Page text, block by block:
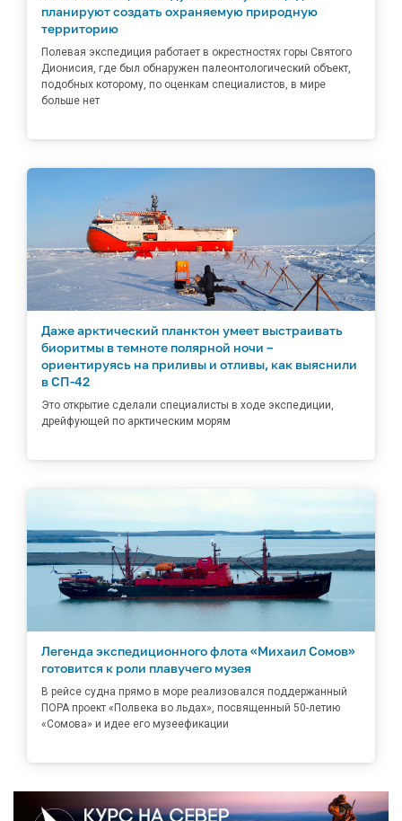
планируют создать охраняемую природную
территорию
Полевая экспедиция работает в окрестностях горы Святого
Дионисия, где был обнаружен палеонтологический объект,
подобных которому, по оценкам специалистов, в мире
больше нет
Даже арктический планктон умеет выстраивать
биоритмы в темноте полярной ночи –
ориентируясь на приливы и отливы, как выяснили
в СП-42
Это открытие сделали специалисты в ходе экспедиции,
дрейфующей по арктическим морям
Легенда экспедиционного флота «Михаил Сомов»
готовится к роли плавучего музея
В рейсе судна прямо в море реализовался поддержанный
ПОРА проект «Полвека во льдах», посвященный 50-летию
«Сомова» и идее его музеефикации